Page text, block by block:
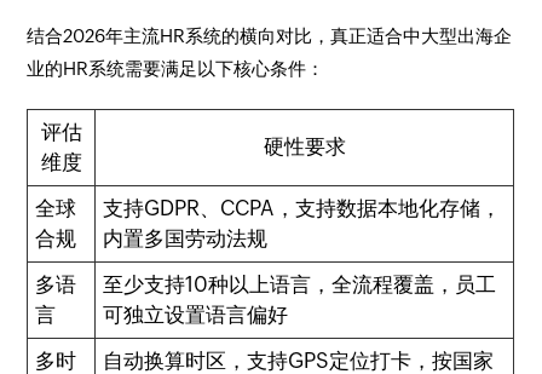
结合2026年主流HR系统的横向对比，真正适合中大型出海企
业的HR系统需要满足以下核心条件：
评估
维度
硬性要求
全球
合规
支持GDPR、CCPA，支持数据本地化存储，
内置多国劳动法规
多语
言
至少支持10种以上语言，全流程覆盖，员工
可独立设置语言偏好
多时
自动换算时区，支持GPS定位打卡，按国家